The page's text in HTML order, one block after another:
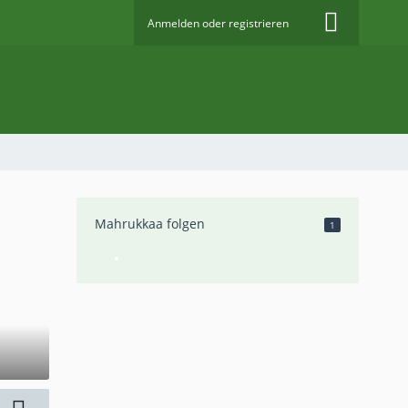
Anmelden oder registrieren
Mahrukkaa folgen 1